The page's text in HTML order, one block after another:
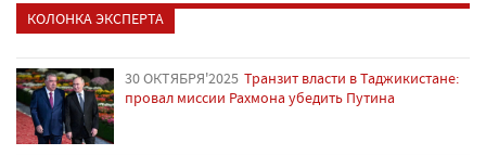
КОЛОНКА ЭКСПЕРТА
30 ОКТЯБРЯ'2025 Транзит власти в Таджикистане:
провал миссии Рахмона убедить Путина